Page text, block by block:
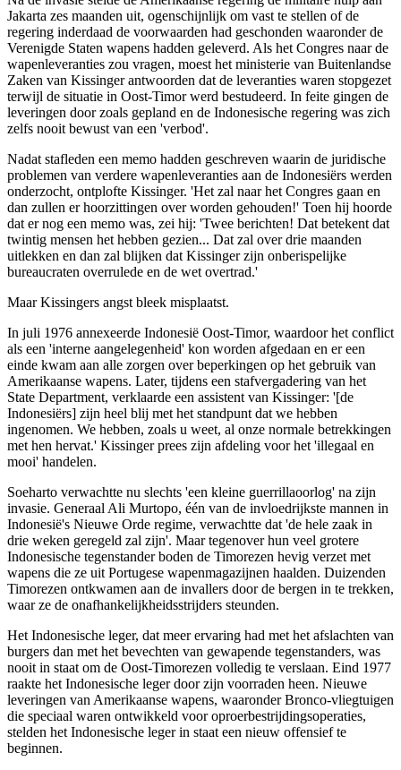
Jakarta zes maanden uit, ogenschijnlijk om vast te stellen of de
regering inderdaad de voorwaarden had geschonden waaronder de
Verenigde Staten wapens hadden geleverd. Als het Congres naar de
wapenleveranties zou vragen, moest het ministerie van Buitenlandse
Zaken van Kissinger antwoorden dat de leveranties waren stopgezet
terwijl de situatie in Oost-Timor werd bestudeerd. In feite gingen de
leveringen door zoals gepland en de Indonesische regering was zich
zelfs nooit bewust van een 'verbod'.
Nadat stafleden een memo hadden geschreven waarin de juridische
problemen van verdere wapenleveranties aan de Indonesiërs werden
onderzocht, ontplofte Kissinger. 'Het zal naar het Congres gaan en
dan zullen er hoorzittingen over worden gehouden!' Toen hij hoorde
dat er nog een memo was, zei hij: 'Twee berichten! Dat betekent dat
twintig mensen het hebben gezien... Dat zal over drie maanden
uitlekken en dan zal blijken dat Kissinger zijn onberispelijke
bureaucraten overrulede en de wet overtrad.'
Maar Kissingers angst bleek misplaatst.
In juli 1976 annexeerde Indonesië Oost-Timor, waardoor het conflict
als een 'interne aangelegenheid' kon worden afgedaan en er een
einde kwam aan alle zorgen over beperkingen op het gebruik van
Amerikaanse wapens. Later, tijdens een stafvergadering van het
State Department, verklaarde een assistent van Kissinger: '[de
Indonesiërs] zijn heel blij met het standpunt dat we hebben
ingenomen. We hebben, zoals u weet, al onze normale betrekkingen
met hen hervat.' Kissinger prees zijn afdeling voor het 'illegaal en
mooi' handelen.
Soeharto verwachtte nu slechts 'een kleine guerrillaoorlog' na zijn
invasie. Generaal Ali Murtopo, één van de invloedrijkste mannen in
Indonesië's Nieuwe Orde regime, verwachtte dat 'de hele zaak in
drie weken geregeld zal zijn'. Maar tegenover hun veel grotere
Indonesische tegenstander boden de Timorezen hevig verzet met
wapens die ze uit Portugese wapenmagazijnen haalden. Duizenden
Timorezen ontkwamen aan de invallers door de bergen in te trekken,
waar ze de onafhankelijkheidsstrijders steunden.
Het Indonesische leger, dat meer ervaring had met het afslachten van
burgers dan met het bevechten van gewapende tegenstanders, was
nooit in staat om de Oost-Timorezen volledig te verslaan. Eind 1977
raakte het Indonesische leger door zijn voorraden heen. Nieuwe
leveringen van Amerikaanse wapens, waaronder Bronco-vliegtuigen
die speciaal waren ontwikkeld voor oproerbestrijdingsoperaties,
stelden het Indonesische leger in staat een nieuw offensief te
beginnen.